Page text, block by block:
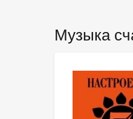
Музыка